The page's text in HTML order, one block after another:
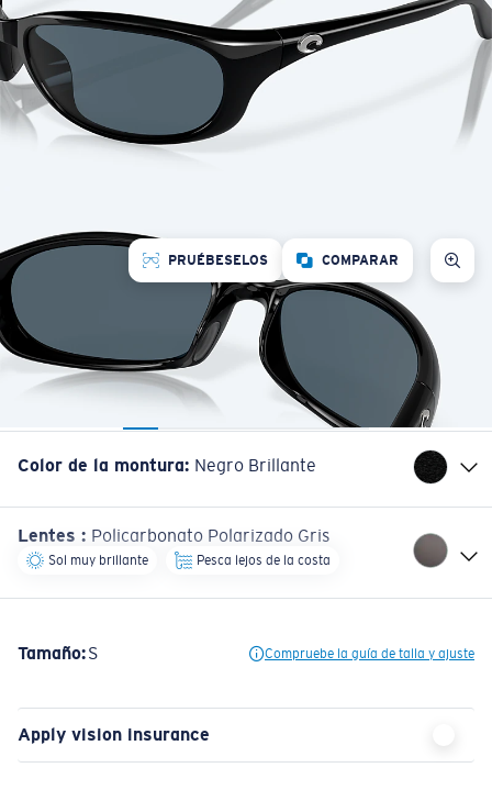
PRUÉBESELOS COMPARAR
Color de la montura: Negro Brillante
Lentes : Policarbonato Polarizado Gris
Sol muy brillante Pesca lejos de la costa
Tamaño:S Compruebe la guía de talla y ajuste
Apply vision insurance